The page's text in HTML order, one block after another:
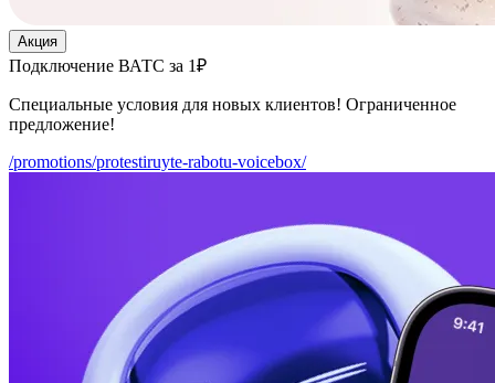
Акция
Подключение ВАТС за 1₽
Специальные условия для новых клиентов! Ограниченное
предложение!
/promotions/protestiruyte-rabotu-voicebox/